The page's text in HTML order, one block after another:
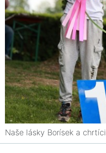
Naše lásky Borísek a chrtíci